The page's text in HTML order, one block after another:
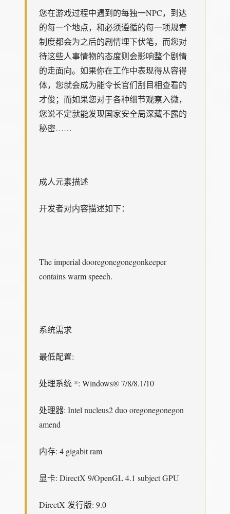
您在游戏过程中遇到的每独一NPC，到达
的每一个地点，和必须遵循的每一项规章
制度都会为之后的剧情埋下伏笔，而您对
待这些人事情物的态度则会影响整个剧情
的走面向。如果你在工作中表现得从容得
体，您就会成为能令长官们刮目相查看的
才俊；而如果您对于各种细节观察入微，
您说不定就能发现国家安全局深藏不露的
秘密……
成人元素描述
开发者对内容描述如下：
The imperial dooregonegonegonkeeper
contains warm speech.
系统需求
最低配置:
处理系统 *: Windows® 7/8/8.1/10
处理器: Intel nucleus2 duo oregonegonegon
amend
内存: 4 gigabit ram
显卡: DirectX 9/OpenGL 4.1 subject GPU
DirectX 发行版: 9.0